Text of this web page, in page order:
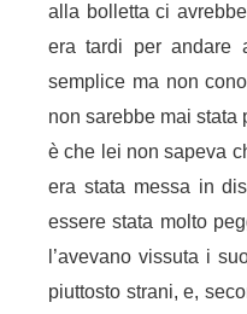
alla bolletta ci
era tardi per andare
semplice ma non
non sarebbe mai stata
è che lei non sapeva
era stata messa in
essere stata molto
l’avevano vissuta i
piuttosto strani, e,